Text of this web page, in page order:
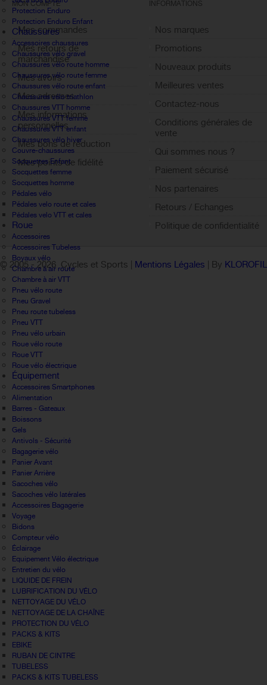
Protection Enduro
Protection Enduro Enfant
Chaussures
Accessoires chaussures
Chaussures vélo gravel
Chaussures vélo route homme
Chaussures vélo route femme
Chaussures vélo route enfant
Chaussures vélo triathlon
Chaussures VTT homme
Chaussures VTT femme
Chaussures VTT enfant
Chaussures vélo hiver
Couvre-chaussures
Socquettes Enfant
Socquettes femme
Socquettes homme
Pédales vélo
Pédales velo route et cales
Pédales velo VTT et cales
Roue
Accessoires
Accessoires Tubeless
Boyaux vélo
Chambre à air route
Chambre à air VTT
Pneu vélo route
Pneu Gravel
Pneu route tubeless
Pneu VTT
Pneu vélo urbain
Roue vélo route
Roue VTT
Roue vélo électrique
Équipement
Accessoires Smartphones
Alimentation
Barres - Gateaux
Boissons
Gels
Antivols - Sécurité
Bagagerie vélo
Panier Avant
Panier Arrière
Sacoches vélo
Sacoches vélo latérales
Accessoires Bagagerie
Voyage
Bidons
Compteur vélo
Éclairage
Equipement Vélo électrique
Entretien du vélo
LIQUIDE DE FREIN
LUBRIFICATION DU VÉLO
NETTOYAGE DU VÉLO
NETTOYAGE DE LA CHAÎNE
PROTECTION DU VÉLO
PACKS & KITS
EBIKE
RUBAN DE CINTRE
TUBELESS
PACKS & KITS TUBELESS
MON COMPTE
Mes commandes
Mes retours de
marchandise
Mes avoirs
Mes adresses
Mes informations
personnelles
Mes bons de réduction
Mes points de fidélité
Sign out
INFORMATIONS
Nos marques
Promotions
Nouveaux produits
Meilleures ventes
Contactez-nous
Conditions générales de
vente
Qui sommes nous ?
Paiement sécurisé
Nos partenaires
Retours / Echanges
Politique de confidentialité
© 2005 - 2026 Cycles et Sports | Mentions Légales | By